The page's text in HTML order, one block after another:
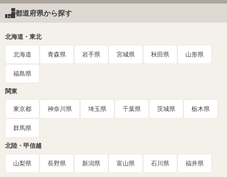
都道府県から探す
北海道・東北
北海道 青森県 岩手県 宮城県 秋田県 山形県
福島県
関東
東京都 神奈川県 埼玉県 千葉県 茨城県 栃木県
群馬県
北陸・甲信越
山梨県 長野県 新潟県 富山県 石川県 福井県